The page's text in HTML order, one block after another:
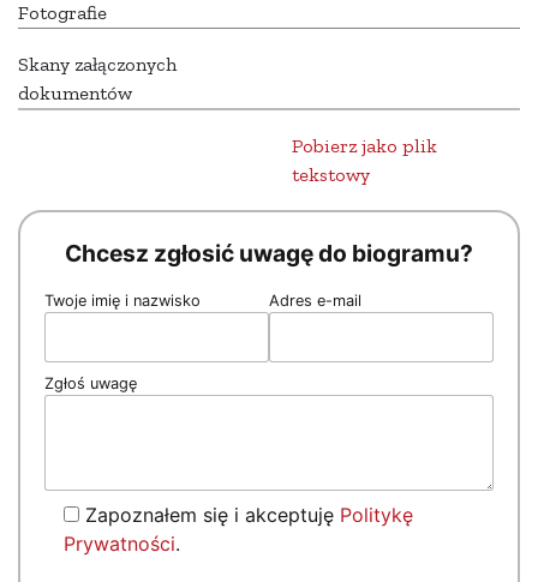
Fotografie
Skany załączonych
dokumentów
Pobierz jako plik
tekstowy
Chcesz zgłosić uwagę do biogramu?
Twoje imię i nazwisko Adres e-mail
Zgłoś uwagę
Zapoznałem się i akceptuję Politykę
Prywatności.